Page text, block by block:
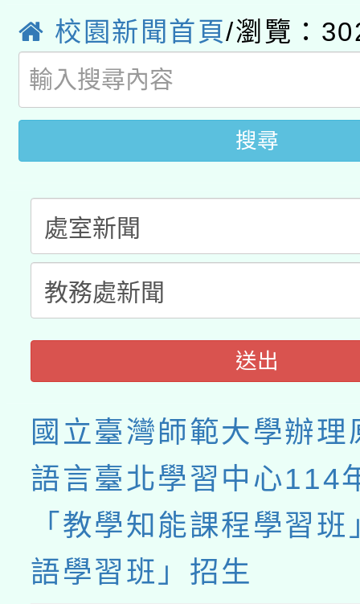
方素養工作坊新北場」
「族語學習班」招生簡
文教學共融平台-教案
件」活動簡章
教育部國民及學前教育
年度COVID-19疫苗接
接種對象擴大為「滿6
接種之民眾」措施，延
月28日止
校園新聞首頁/瀏覽：
搜尋
送出
國立臺灣師範大學辦理
語言臺北學習中心114
「教學知能課程學習
語學習班」招生